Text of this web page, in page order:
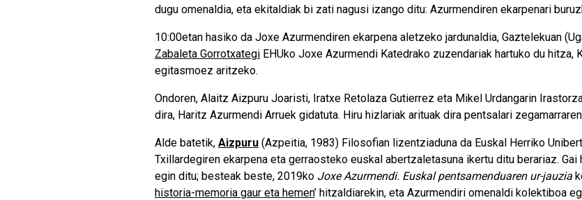
dugu omenaldia, eta ekitaldiak bi zati nagusi izango ditu: Azurmendiren ekarpenari
10:00etan hasiko da Joxe Azurmendiren ekarpena aletzeko jardunaldia, Gaztelekuan
Zabaleta Gorrotxategi EHUko Joxe Azurmendi Katedrako zuzendariak hartuko du hitza,
egitasmoez aritzeko.
Ondoren, Alaitz Aizpuru Joaristi, Iratxe Retolaza Gutierrez eta Mikel Urdangarin
dira, Haritz Azurmendi Arruek gidatuta. Hiru hizlariak arituak dira pentsalari
Alde batetik, Aizpuru (Azpeitia, 1983) Filosofian lizentziaduna da Euskal Herriko
Txillardegiren ekarpena eta gerraosteko euskal abertzaletasuna ikertu ditu berariaz.
egin ditu; besteak beste, 2019ko Joxe Azurmendi. Euskal pentsamenduaren ur-jauzia
historia-memoria gaur eta hemen’ hitzaldiarekin, eta Azurmendiri omenaldi kolektiboa